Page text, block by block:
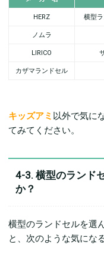
HERZ 横型
ノムラ
LIRICO
カザマランドセル
キッズアミ 以外で気に
てみてください。
4-3. 横型のランド
か？
横型のランドセルを選
と、次のような気にな